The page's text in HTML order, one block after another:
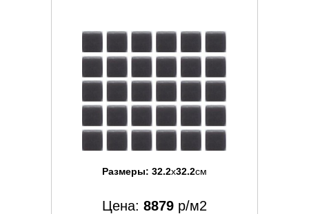
Размеры: 32.2x32.2см
Цена: 8879 р/м2